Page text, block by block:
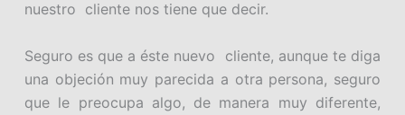
nuestro cliente nos tiene que decir.
Seguro es que a éste nuevo cliente, aunque te diga
una objeción muy parecida a otra persona, seguro
que le preocupa algo, de manera muy diferente,